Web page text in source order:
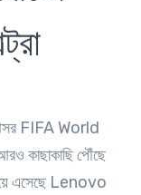
আসর FIFA World
কাছাকাছি পৌঁছে
নিয়ে এসেছে Lenovo